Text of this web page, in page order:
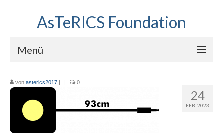
AsTeRICS Foundation
Menü
Workshops
Über uns
24
FEB. 2023
von asterics2017 | | 0